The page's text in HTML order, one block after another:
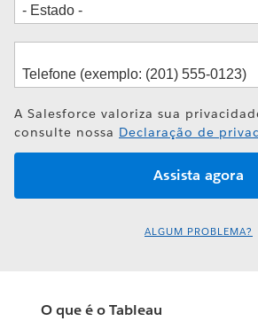
A Salesforce valoriza sua
consulte nossa Declaração de
ALGUM PROBLEMA?
O que é o Tableau